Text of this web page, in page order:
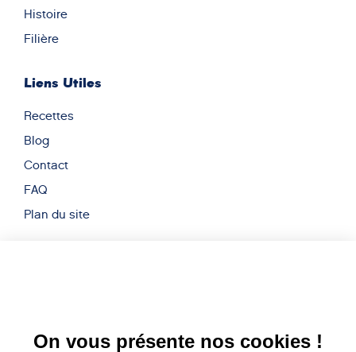
Histoire
Filière
Liens Utiles
Recettes
Blog
Contact
FAQ
Plan du site
Newsletter